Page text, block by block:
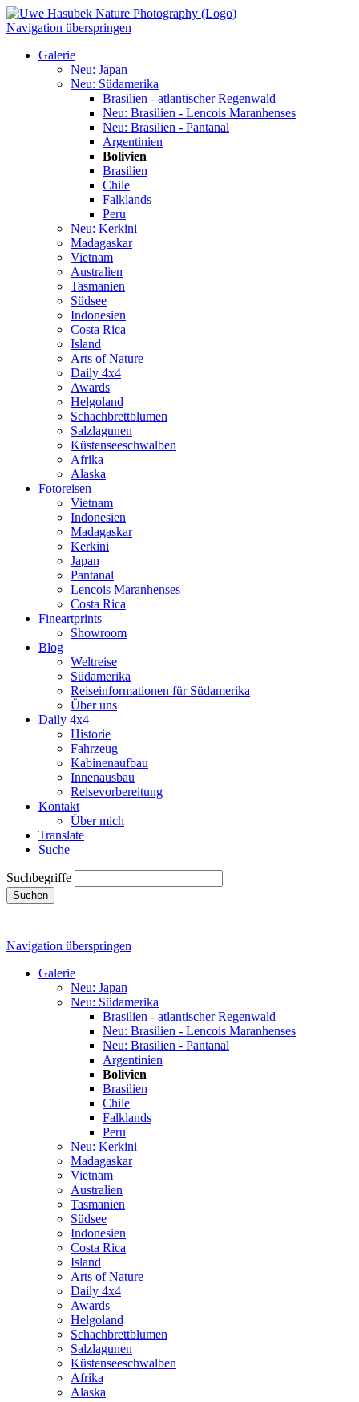
Navigation überspringen
Galerie
Neu: Japan
Neu: Südamerika
Brasilien - atlantischer Regenwald
Neu: Brasilien - Lencois Maranhenses
Neu: Brasilien - Pantanal
Argentinien
Bolivien
Brasilien
Chile
Falklands
Peru
Neu: Kerkini
Madagaskar
Vietnam
Australien
Tasmanien
Südsee
Indonesien
Costa Rica
Island
Arts of Nature
Daily 4x4
Awards
Helgoland
Schachbrettblumen
Salzlagunen
Küstenseeschwalben
Afrika
Alaska
Fotoreisen
Vietnam
Indonesien
Madagaskar
Kerkini
Japan
Pantanal
Lencois Maranhenses
Costa Rica
Fineartprints
Showroom
Blog
Weltreise
Südamerika
Reiseinformationen für Südamerika
Über uns
Daily 4x4
Historie
Fahrzeug
Kabinenaufbau
Innenausbau
Reisevorbereitung
Kontakt
Über mich
Translate
Suche
Suchbegriffe
Suchen
Navigation überspringen
Galerie
Neu: Japan
Neu: Südamerika
Brasilien - atlantischer Regenwald
Neu: Brasilien - Lencois Maranhenses
Neu: Brasilien - Pantanal
Argentinien
Bolivien
Brasilien
Chile
Falklands
Peru
Neu: Kerkini
Madagaskar
Vietnam
Australien
Tasmanien
Südsee
Indonesien
Costa Rica
Island
Arts of Nature
Daily 4x4
Awards
Helgoland
Schachbrettblumen
Salzlagunen
Küstenseeschwalben
Afrika
Alaska